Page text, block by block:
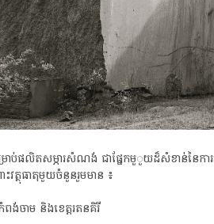
រាប់​ផលិត​សម្ភារ​សំណង់​ ជា​ផ្នែក​មួួយដ៏សំខាន់​​នៃ​ការ​
វត្ថុធាតុមួយចំនួនរួមមាន ៖
ង់​ចាម ​និង​ខេត្ត​រតនគិរី